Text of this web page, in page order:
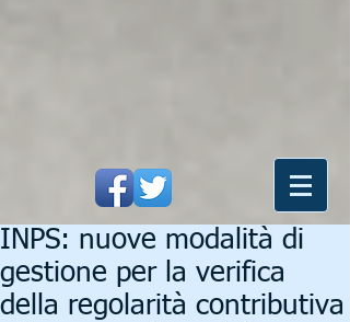
INPS: nuove modalità di
gestione per la verifica
della regolarità contributiva